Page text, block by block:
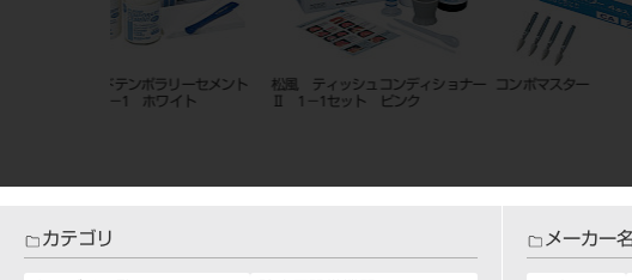
ハイボンドテンポラリーセメント
（ハード） １－１
シートワックス ３２枚入 ハイゾール
カテゴリ メーカー